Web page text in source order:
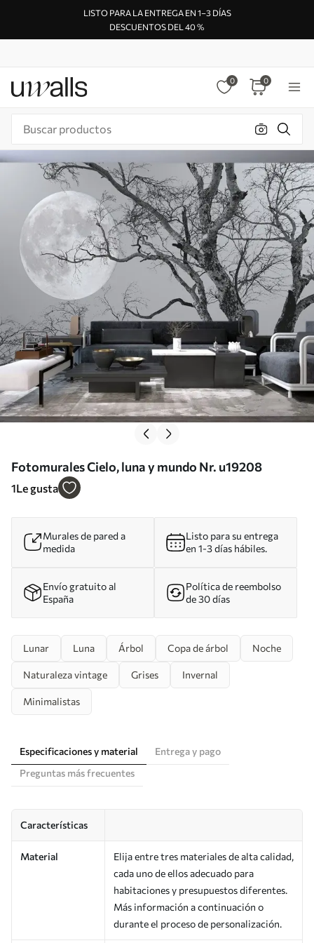
LISTO PARA LA ENTREGA EN 1–3 DÍAS
DESCUENTOS DEL 40 %
0 0
Fotomurales Cielo, luna y mundo Nr. u19208
1Le gusta
Murales de pared a
medida
Listo para su entrega
en 1-3 días hábiles.
Envío gratuito al
España
Política de reembolso
de 30 días
Lunar Luna Árbol Copa de árbol Noche
Naturaleza vintage Grises Invernal
Minimalistas
Especificaciones y material
Entrega y pago
Preguntas más frecuentes
Características
Material
Elija entre tres materiales de alta calidad,
cada uno de ellos adecuado para
habitaciones y presupuestos diferentes.
Más información a continuación o
durante el proceso de personalización.